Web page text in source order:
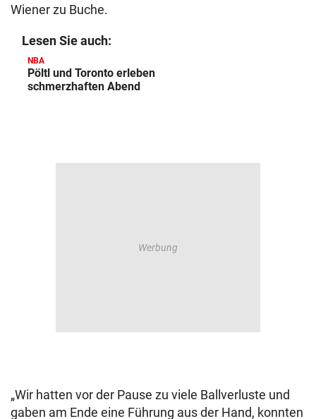
Wiener zu Buche.
Lesen Sie auch:
NBA
Pöltl und Toronto erleben
schmerzhaften Abend
„Wir hatten vor der Pause zu viele Ballverluste und
gaben am Ende eine Führung aus der Hand, konnten